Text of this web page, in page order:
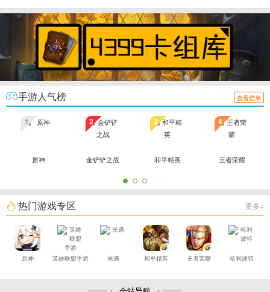
手游人气榜 查看榜单
原神
1
金铲铲之战
2
和平精英
3
王者荣耀
4
热门游戏专区 更多+
原神 英雄联盟手游 光遇 和平精英 王者荣耀 哈利波特